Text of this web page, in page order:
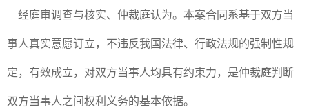
经庭审调查与核实、仲裁庭认为。本案合同系基于双方当
事人真实意愿订立，不违反我国法律、行政法规的强制性规
定，有效成立，对双方当事人均具有约束力，是仲裁庭判断
双方当事人之间权利义务的基本依据。